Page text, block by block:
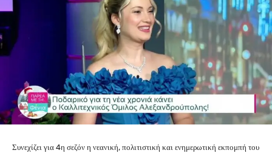
Συνεχίζει για 4η σεζόν η νεανική, πολιτιστική και ενημερωτική εκπομπή του